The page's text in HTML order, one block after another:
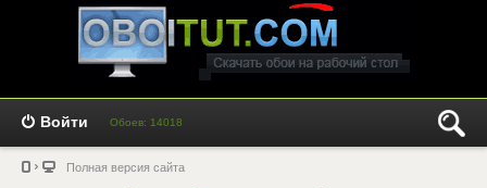
Войти Обоев: 14018
Полная версия сайта